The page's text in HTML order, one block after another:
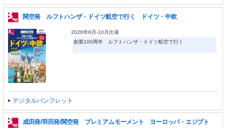
関空発 ルフトハンザ・ドイツ航空で行く ドイツ・中欧
2026年6月-10月出発
創業100周年 ルフトハンザ・ドイツ航空で行く
デジタルパンフレット
成田発/羽田発/関空発 プレミアムモーメント ヨーロッパ・エジプト